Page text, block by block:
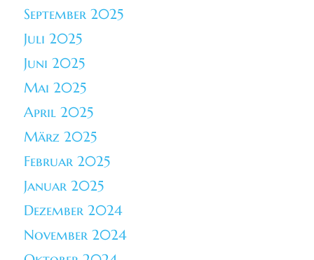
September 2025
Juli 2025
Juni 2025
Mai 2025
April 2025
März 2025
Februar 2025
Januar 2025
Dezember 2024
November 2024